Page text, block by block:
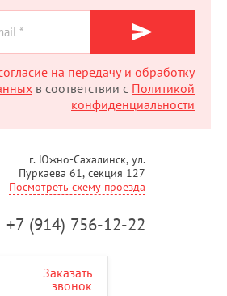
на передачу и обработку
в соответствии с Политикой
конфиденциальности
г. Южно-Сахалинск, ул.
Пуркаева 61, секция 127
Посмотреть схему проезда
+7 (914) 756-12-22
Заказать
звонок